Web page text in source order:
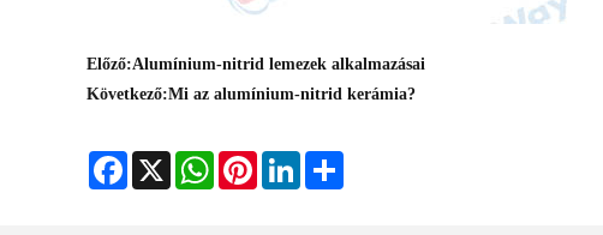
Előző:Alumínium-nitrid lemezek alkalmazásai
Következő:Mi az alumínium-nitrid kerámia?
Facebook
X WhatsAppPinterestLinkedIn